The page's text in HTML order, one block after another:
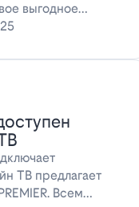
выгодное
ТВ предлагает
Всем